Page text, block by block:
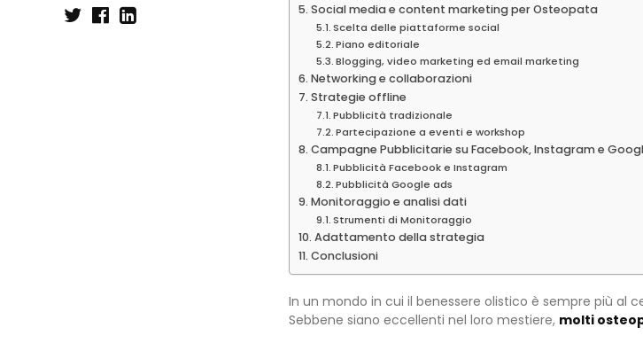
Social media e content marketing per Osteopata
Scelta delle piattaforme social
Piano editoriale
Blogging, video marketing ed email marketing
Networking e collaborazioni
Strategie offline
Pubblicità tradizionale
Partecipazione a eventi e workshop
Campagne Pubblicitarie su Facebook, Instagram e
Pubblicità Facebook e Instagram
Pubblicità Google ads
Monitoraggio e analisi dati
Strumenti di Monitoraggio
Adattamento della strategia
Conclusioni
In un mondo in cui il benessere olistico è sempre più al
Sebbene siano eccellenti nel loro mestiere, molti